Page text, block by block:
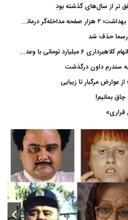
‌تر از سال‌های گذشته بود
پزشک ‌نماها زیر ذره‌بین وزارت بهداشت؛ ۲ هزار صفحه مداخله‌گر درمانی مسدود شد
رسما حذف شد
دستگیری ۲ زن در لاهیجان به اتهام کلاهبرداری ۶ میلیارد تومانی با وعده وام
به سندرم داون درگذشت
عوارض مرگبار تا زیبایی
بمانیم!
فراری»